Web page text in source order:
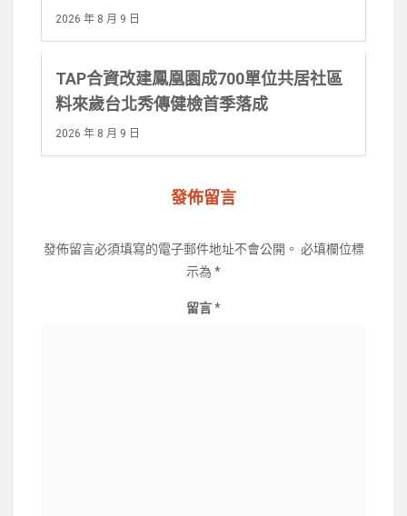
2026 年 8 月 9 日
TAP合資改建鳳凰園成700單位共居社區
料來歲台北秀傳健檢首季落成
2026 年 8 月 9 日
發佈留言
發佈留言必須填寫的電子郵件地址不會公開。 必填欄位標
示為 *
留言*